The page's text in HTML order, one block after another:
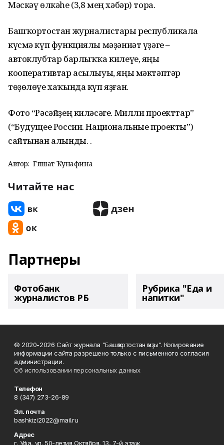
Мәскәү өлкәһе (3,8 мең хәбәр) тора.
Башҡортостан журналистары республикала
күсмә күп функциялы мәҙәниәт үҙәге –
автоклубтар барлыҡҡа килеүе, яңы
кооперативтар асылыуы, яңы мәктәптәр
төҙөлөүе хаҡында күп яҙған.
Фото “Рәсәйҙең киләсәге. Милли проекттар”
(“Будущее России. Национальные проекты”)
сайтынан алынды. .
Автор: Гөлшат Ҡунафина
Читайте нас
Партнеры
Фотобанк
журналистов РБ
Рубрика "Еда и
напитки"
© 2020-2026 Сайт журнала "Башҡортостан ҡыҙы". Копирование
информации сайта разрешено только с письменного согласия
администрации.
Об использовании персональных данных
Телефон
8 (347) 273-26-89
Эл. почта
bashkizi2022@mail.ru
Адрес
г. Уфа, ул. 50-летия Октября, 13, 7-й этаж